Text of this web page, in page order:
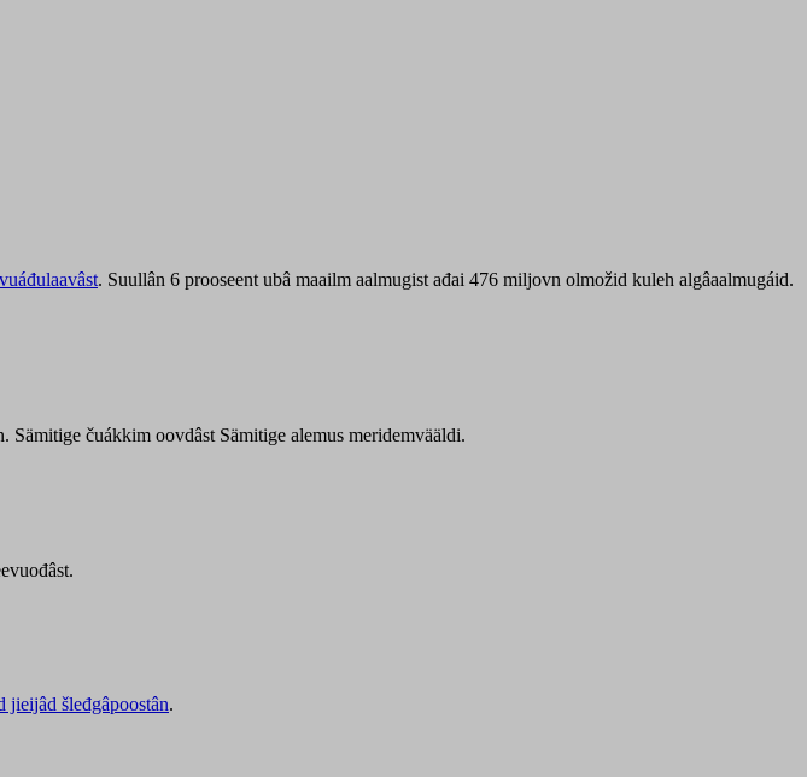
. Suullân 6 prooseent ubâ maailm aalmugist ađai 476 miljovn olmožid kuleh algâaalmugáid.
čuákkim oovdâst Sämitige alemus meridemvääldi.
jieijâd šleđgâpoostân.